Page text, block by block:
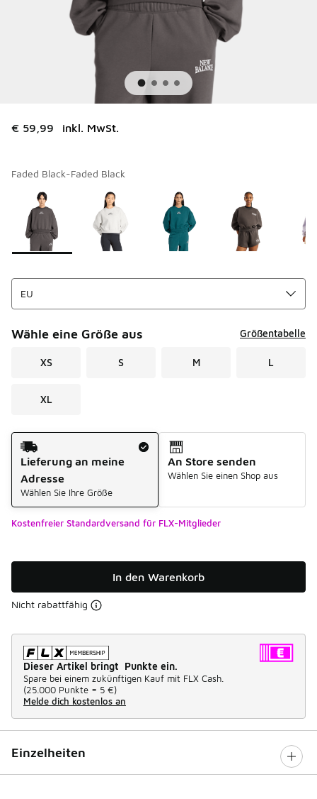
€ 59,99 inkl. MwSt.
Faded Black-Faded Black
Seite 1 von 1 zeigt die Farben 1 bis 5 von 5 an.
Bitte wählen Sie einen Stil aus *
Wähle eine Größe aus Größentabelle
XS S M L
XL
Versandart
Lieferung an meine
Adresse
Wählen Sie Ihre Größe
An Store senden
Wählen Sie einen Shop aus
Kostenfreier Standardversand für FLX-Mitglieder
In den Warenkorb
Nicht rabattfähig
Dieser Artikel bringt Punkte ein.
Spare bei einem zukünftigen Kauf mit FLX Cash.
(25.000 Punkte = 5 €)
Melde dich kostenlos an
Einzelheiten